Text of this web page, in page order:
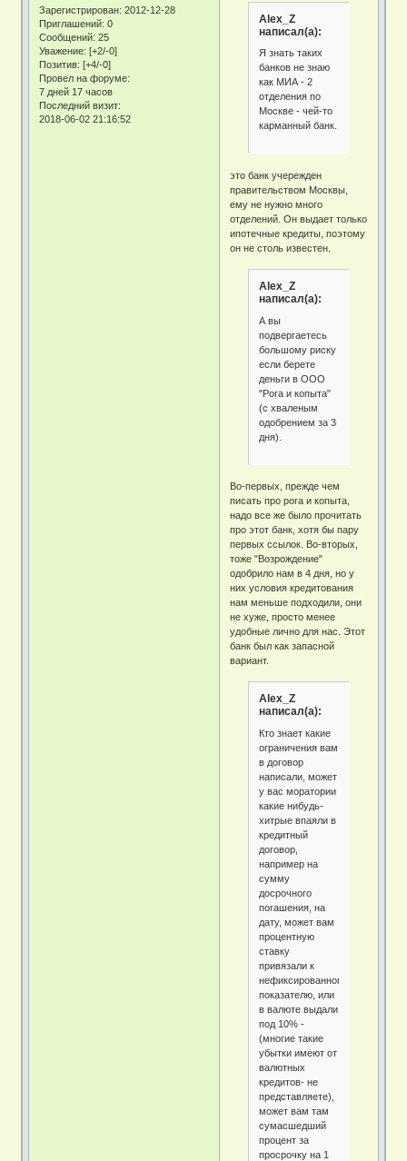
Зарегистрирован: 2012-12-28
Приглашений: 0
Сообщений: 25
Уважение: [+2/-0]
Позитив: [+4/-0]
Провел на форуме:
7 дней 17 часов
Последний визит:
2018-06-02 21:16:52
Alex_Z
написал(а):
Я знать таких
банков не знаю
как МИА - 2
отделения по
Москве - чей-то
карманный банк.
это банк учережден
правительством Москвы,
ему не нужно много
отделений. Он выдает только
ипотечные кредиты, поэтому
он не столь известен.
Alex_Z
написал(а):
А вы
подвергаетесь
большому риску
если берете
деньги в ООО
"Рога и копыта"
(с хваленым
одобрением за 3
дня).
Во-первых, прежде чем
писать про рога и копыта,
надо все же было прочитать
про этот банк, хотя бы пару
первых ссылок. Во-вторых,
тоже "Возрождение"
одобрило нам в 4 дня, но у
них условия кредитования
нам меньше подходили, они
не хуже, просто менее
удобные лично для нас. Этот
банк был как запасной
вариант.
Alex_Z
написал(а):
Кто знает какие
ограничения вам
в договор
написали, может
у вас моратории
какие нибудь-
хитрые впаяли в
кредитный
договор,
например на
сумму
досрочного
погашения, на
дату, может вам
процентную
ставку
привязали к
нефиксированному
показателю, или
в валюте выдали
под 10% -
(многие такие
убытки имеют от
валютных
кредитов- не
представляете),
может вам там
сумасшедший
процент за
просрочку на 1